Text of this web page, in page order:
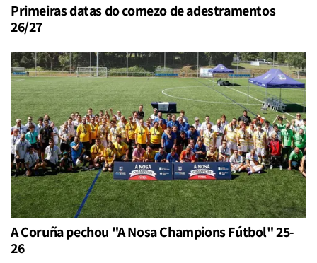
Primeiras datas do comezo de adestramentos
26/27
A Coruña pechou "A Nosa Champions Fútbol" 25-
26